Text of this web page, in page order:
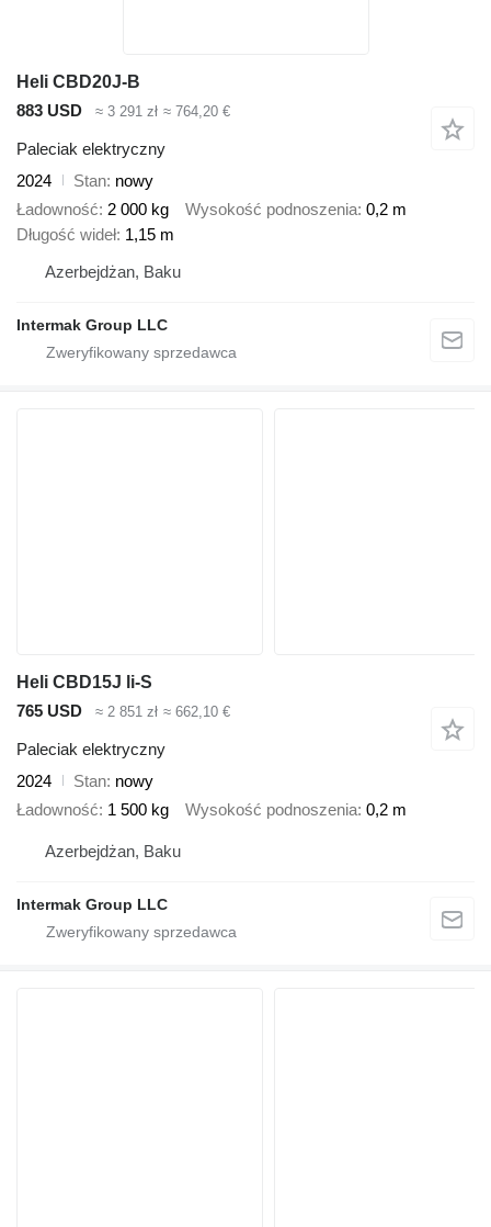
Heli CBD20J-B
883 USD
≈ 3 291 zł ≈ 764,20 €
Paleciak elektryczny
2024
Stan nowy
Ładowność 2 000 kg Wysokość podnoszenia 0,2 m
Długość wideł 1,15 m
Azerbejdżan, Baku
Intermak Group LLC
Heli CBD15J li-S
765 USD
≈ 2 851 zł ≈ 662,10 €
Paleciak elektryczny
2024
Stan nowy
Ładowność 1 500 kg Wysokość podnoszenia 0,2 m
Azerbejdżan, Baku
Intermak Group LLC